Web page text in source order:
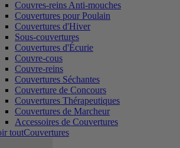
Couvres-reins Anti-mouches
Couvertures pour Poulain
Couvertures d'Hiver
Sous-couvertures
Couvertures d'Écurie
Couvre-cous
Couvre-reins
Couvertures Séchantes
Couverture de Concours
Couvertures Thérapeutiques
Couvertures de Marcheur
Accessoires de Couvertures
toutCouvertures